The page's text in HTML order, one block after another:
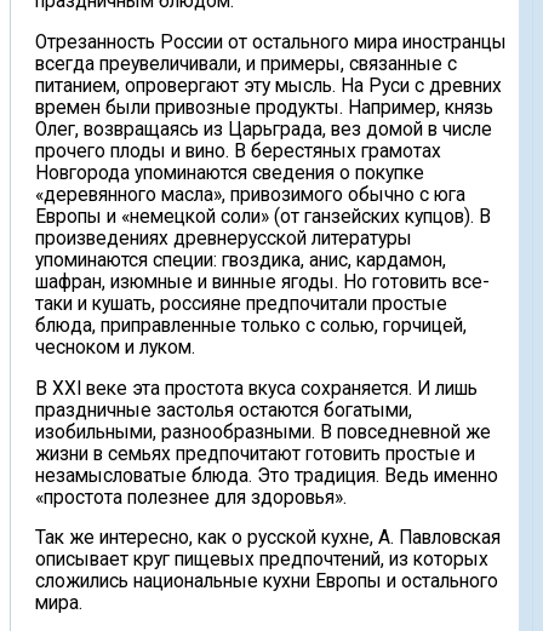
Отрезанность России от остального мира иностранцы
всегда преувеличивали, и примеры, связанные с
питанием, опровергают эту мысль. На Руси с древних
времен были привозные продукты. Например, князь
Олег, возвращаясь из Царьграда, вез домой в числе
прочего плоды и вино. В берестяных грамотах
Новгорода упоминаются сведения о покупке
«деревянного масла», привозимого обычно с юга
Европы и «немецкой соли» (от ганзейских купцов). В
произведениях древнерусской литературы
упоминаются специи: гвоздика, анис, кардамон,
шафран, изюмные и винные ягоды. Но готовить все-
таки и кушать, россияне предпочитали простые
блюда, приправленные только с солью, горчицей,
чесноком и луком.
В XXI веке эта простота вкуса сохраняется. И лишь
праздничные застолья остаются богатыми,
изобильными, разнообразными. В повседневной же
жизни в семьях предпочитают готовить простые и
незамысловатые блюда. Это традиция. Ведь именно
«простота полезнее для здоровья».
Так же интересно, как о русской кухне, А. Павловская
описывает круг пищевых предпочтений, из которых
сложились национальные кухни Европы и остального
мира.